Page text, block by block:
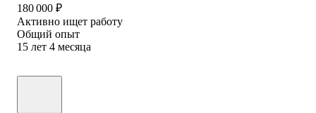
180 000 ₽
Активно ищет работу
Общий опыт
15 лет 4 месяца